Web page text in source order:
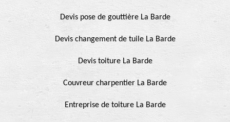
Devis pose de gouttière La Barde
Devis changement de tuile La Barde
Devis toiture La Barde
Couvreur charpentier La Barde
Entreprise de toiture La Barde